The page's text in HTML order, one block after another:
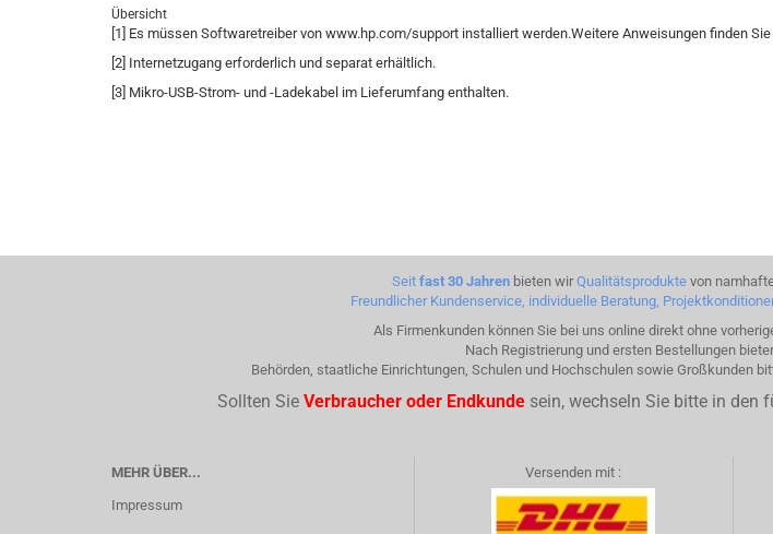
Übersicht
[1] Es müssen Softwaretreiber von www.hp.com/support installiert werden.Weitere Anweisungen finden
[2] Internetzugang erforderlich und separat erhältlich.
[3] Mikro-USB-Strom- und -Ladekabel im Lieferumfang enthalten.
Seit fast 30 Jahrenbieten wir Qualitätsproduktevon
Freundlicher Kundenservice, individuelle Beratung,
Als Firmenkunden können Sie bei uns online direkt ohne
Nach Registrierung und ersten Bestellungen
Behörden, staatliche Einrichtungen, Schulen und Hochschulen sowie Großkunden
Sollten Sie Verbraucher oder Endkundesein, wechseln Sie bitte in den
MEHR ÜBER...
Impressum
Versenden mit :